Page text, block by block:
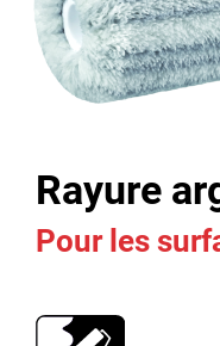
Rayure
Pour les